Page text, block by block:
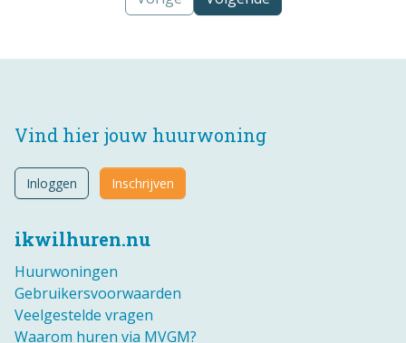
ikwilhuren.nu
Huurwoningen
Gebruikersvoorwaarden
Veelgestelde vragen
Waarom huren via MVGM?
Vind hier jouw huurwoning
Inloggen Inschrijven